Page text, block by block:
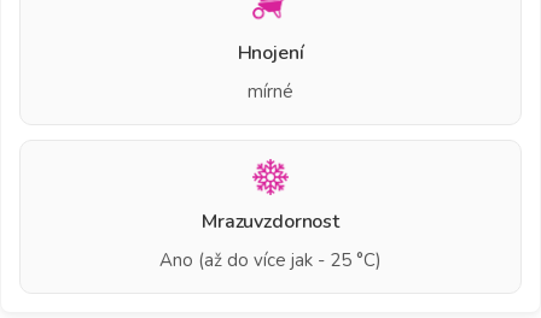
Hnojení
mírné
Mrazuvzdornost
Ano (až do více jak - 25 °C)